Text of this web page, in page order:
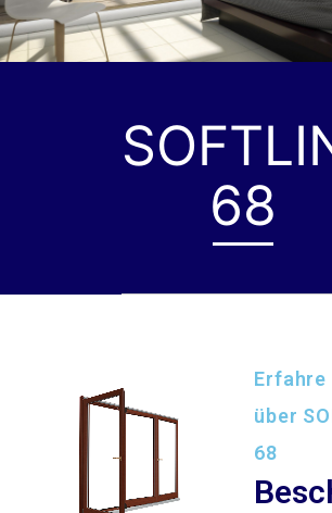
68
Erfahre
über
68